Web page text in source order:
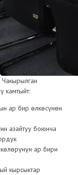
камтыйт:
ар бир өлкөсүнөн
азайтуу боюнча
ар бири
кырсыктар